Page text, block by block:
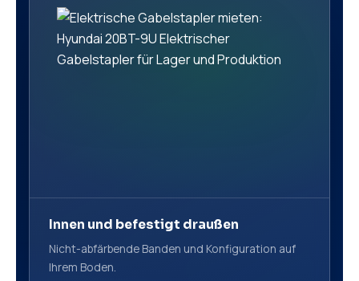
Innen und befestigt draußen
Nicht-abfärbende Banden und Konfiguration auf
Ihrem Boden.